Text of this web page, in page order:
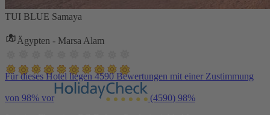
TUI BLUE Samaya
Ägypten - Marsa Alam
Für dieses Hotel liegen 4590 Bewertungen mit einer Zustimmung
von 98% vor (4590) 98%